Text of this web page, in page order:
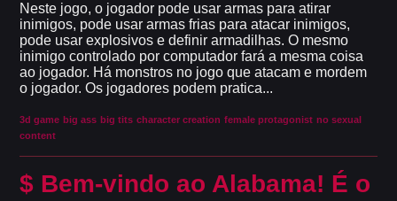
Neste jogo, o jogador pode usar armas para atirar
inimigos, pode usar armas frias para atacar inimigos,
pode usar explosivos e definir armadilhas. O mesmo
inimigo controlado por computador fará a mesma coisa
ao jogador. Há monstros no jogo que atacam e mordem
o jogador. Os jogadores podem pratica...
3d game big ass big tits character creation female protagonist no sexual
content
$ Bem-vindo ao Alabama! É o